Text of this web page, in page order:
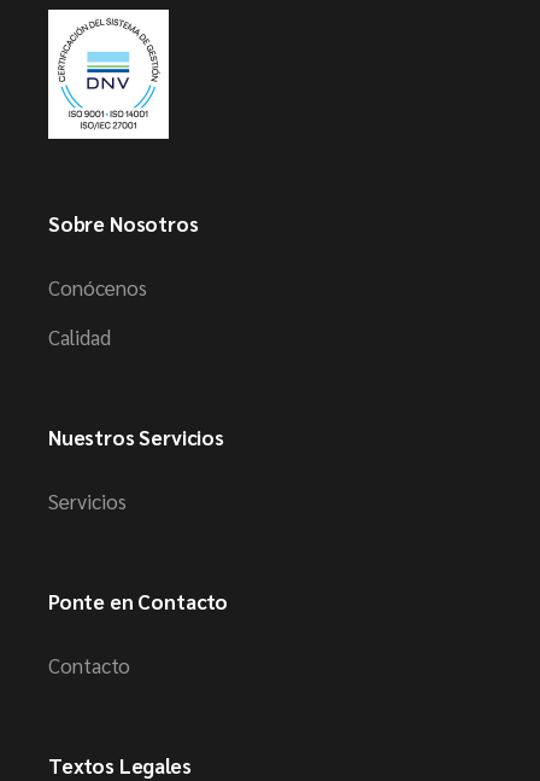
Sobre Nosotros
Conócenos
Calidad
Nuestros Servicios
Servicios
Ponte en Contacto
Contacto
Textos Legales